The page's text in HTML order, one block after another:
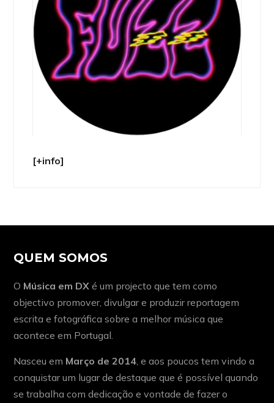
[+info]
QUEM SOMOS
O Música em DX é um projecto que tem como
objectivo promover, divulgar e produzir reportagem
escrita e fotográfica sobre a melhor música que
acontece em Portugal.
Nasceu em Março de 2014 , e aos poucos tem vindo a
conquistar um lugar de destaque que é possível quando
se trabalha com dedicação e vontade de fazer o